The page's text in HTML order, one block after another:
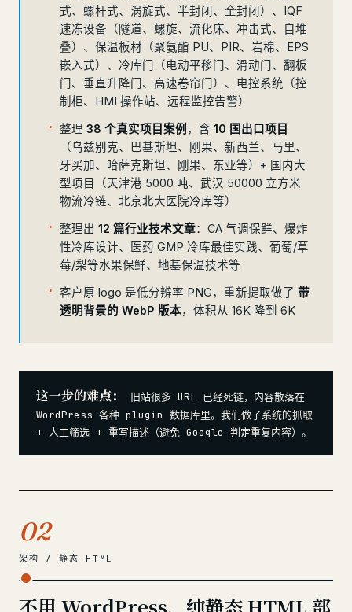
式、螺杆式、涡旋式、半封闭、全封闭）、IQF
速冻设备（隧道、螺旋、流化床、冲击式、自堆
叠）、保温板材（聚氨酯 PU、PIR、岩棉、EPS
嵌入式）、冷库门（电动平移门、滑动门、翻板
门、垂直升降门、高速卷帘门）、电控系统（控
制柜、HMI 操作站、远程监控告警）
整理 38 个真实项目案例 ，含 10 国出口项目
（乌兹别克、巴基斯坦、刚果、新西兰、马里、
牙买加、哈萨克斯坦、刚果、东亚等）+ 国内大
型项目（天津港 5000 吨、武汉 50000 立方米
物流冷链、北京北大医院冷库等）
整理出 12 篇行业技术文章：CA 气调保鲜、爆炸
性冷库设计、医药 GMP 冷库最佳实践、葡萄/草
莓/梨等水果保鲜、地基保温技术等
客户原 logo 是低分辨率 PNG，重新提取做了 带
透明背景的 WebP 版本，体积从 16K 降到 6K
这一步的难点：
旧站很多 URL 已经死链，内容散落在
WordPress 各种 plugin 数据库里。我们做了系统的抓取
+ 人工筛选 + 重写描述（避免 Google 判定重复内容）。
02
架构 / 静态 HTML
不用 WordPress，纯静态 HTML 部